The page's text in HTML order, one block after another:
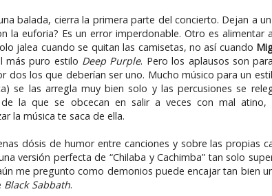
balada, cierra la primera parte del concierto. Dejan a
la euforia? Es un error imperdonable. Otro es
jalea cuando se quitan las camisetas, no así cuando
más puro estilo Deep Purple. Pero los aplausos son
dos los que deberían ser uno. Mucho músico para un
se las arregla muy bien solo y las percusiones se
la que se obcecan en salir a veces con mal
la música te saca de ella.
dósis de humor entre canciones y sobre las propias
versión perfecta de “Chilaba y Cachimba” tan solo
me pregunto como demonios puede encajar tan bien
Black Sabbath.